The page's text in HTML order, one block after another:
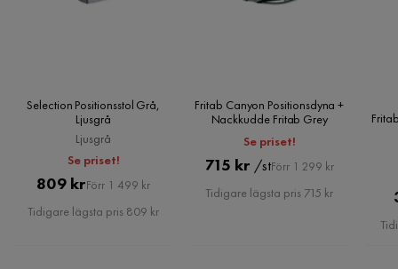
6 år sedan 1
Köpvillkor för mer information.
Selection Positionsstol Grå,
Ljusgrå
Ljusgrå
Se priset!
Pris
809 kr Original
Pris
Förr 1 499 kr
Tidigare lägsta pris 809 kr
Fritab Canyon Positionsdyna +
Nackkudde Fritab Grey
Se priset!
Pris
715 kr /stOriginal
Pris
Förr 1 299 kr
Tidigare lägsta pris 715 kr